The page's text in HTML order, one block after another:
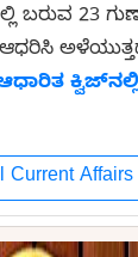
23
Current Affairs